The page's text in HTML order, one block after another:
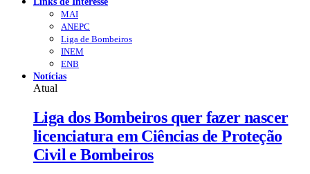
MAI
ANEPC
Liga de Bombeiros
INEM
ENB
Notícias
Atual
Liga dos Bombeiros quer fazer nascer
licenciatura em Ciências de Proteção
Civil e Bombeiros